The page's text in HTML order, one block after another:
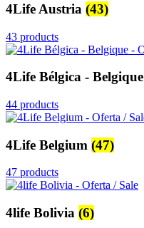
4Life Austria (43)
43 products
4Life Bélgica - Belgique
44 products
4Life Belgium (47)
47 products
4life Bolivia (6)